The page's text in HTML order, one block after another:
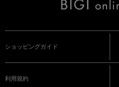
ショッピングガイド
利用規約